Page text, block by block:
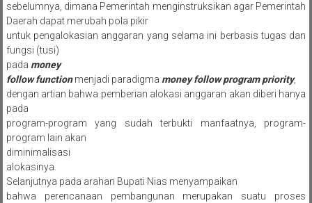
sebelumnya, dimana Pemerintah menginstruksikan agar Pemerintah
Daerah dapat merubah pola pikir
untuk pengalokasian anggaran yang selama ini berbasis tugas dan
fungsi (tusi)
pada money
follow functionmenjadi paradigma money follow program priority,
dengan artian bahwa pemberian alokasi anggaran akan diberi hanya
pada
program-program yang sudah terbukti manfaatnya, program-
program lain akan
diminimalisasi
alokasinya.
Selanjutnya pada arahan Bupati Nias menyampaikan
bahwa perencanaan pembangunan merupakan suatu proses